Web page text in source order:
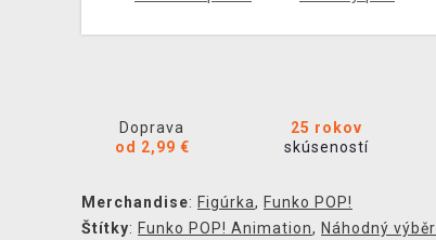
Doprava
od 2,99 €
25 rokov
skúseností
Merchandise: Figúrka, Funko POP!
Štítky: Funko POP! Animation, Náhodný výběr